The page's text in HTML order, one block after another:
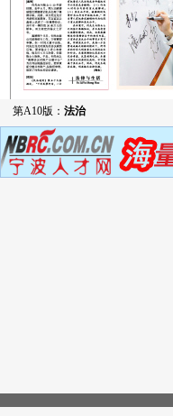
第A10版： 法治